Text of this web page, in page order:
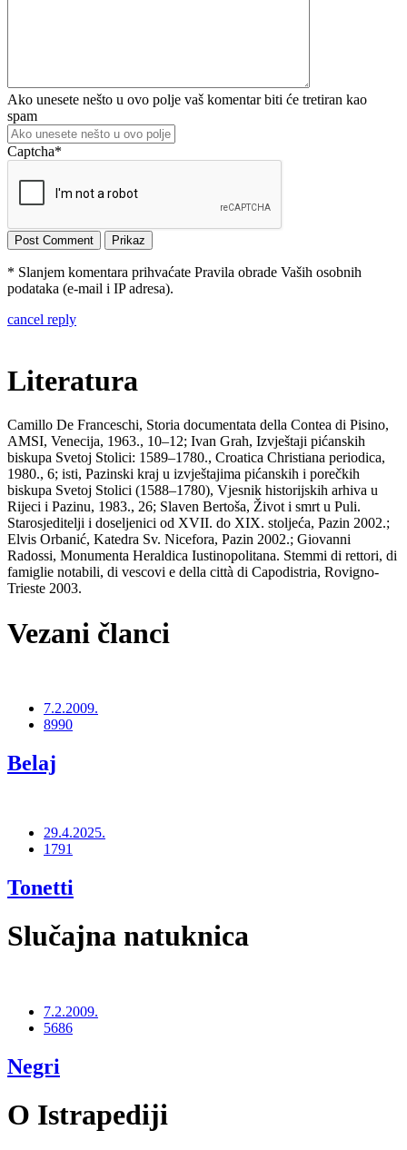
Ako unesete nešto u ovo polje vaš komentar biti će tretiran kao
spam
Captcha*
* Slanjem komentara prihvaćate Pravila obrade Vaših osobnih
podataka (e-mail i IP adresa).
cancel reply
Literatura
Camillo De Franceschi, Storia documentata della Contea di Pisino,
AMSI, Venecija, 1963., 10–12; Ivan Grah, Izvještaji pićanskih
biskupa Svetoj Stolici: 1589–1780., Croatica Christiana periodica,
1980., 6; isti, Pazinski kraj u izvještajima pićanskih i porečkih
biskupa Svetoj Stolici (1588–1780), Vjesnik historijskih arhiva u
Rijeci i Pazinu, 1983., 26; Slaven Bertoša, Život i smrt u Puli.
Starosjeditelji i doseljenici od XVII. do XIX. stoljeća, Pazin 2002.;
Elvis Orbanić, Katedra Sv. Nicefora, Pazin 2002.; Giovanni
Radossi, Monumenta Heraldica Iustinopolitana. Stemmi di rettori, di
famiglie notabili, di vescovi e della città di Capodistria, Rovigno-
Trieste 2003.
Vezani članci
7.2.2009.
8990
Belaj
29.4.2025.
1791
Tonetti
Slučajna natuknica
7.2.2009.
5686
Negri
O Istrapediji